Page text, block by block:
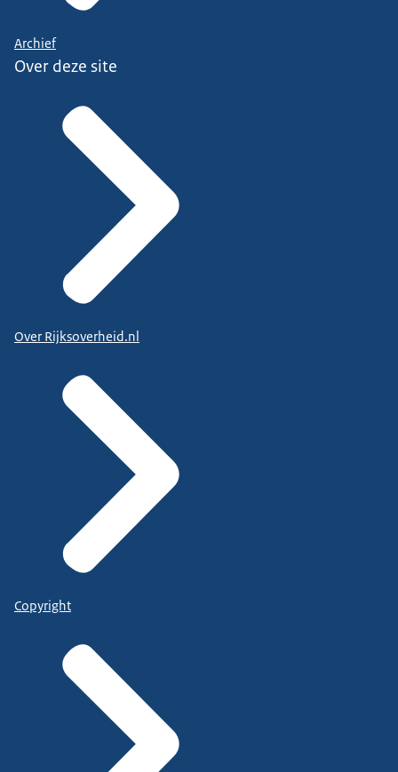
Archief
Over deze site
Over Rijksoverheid.nl
Copyright